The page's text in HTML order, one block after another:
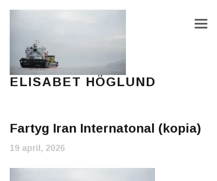
ELISABET HÖGLUND
Fartyg Iran Internatonal (kopia)
19 april, 2026